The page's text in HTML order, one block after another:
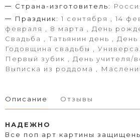
Страна-изготовитель:
Праздник: 1 сентября , 14
февраля , 8 марта , День
Свадьба , Татьянин день ,
Годовщина свадьбы ,
Первый зубик , День учителя/
Выписка из роддома ,
Описание Отзывы
НАДЕЖНО
Все поп арт картины